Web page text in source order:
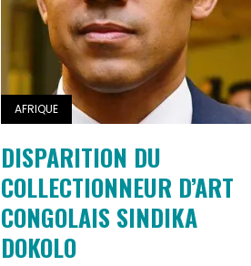
AFRIQUE
DISPARITION DU
COLLECTIONNEUR D’ART
CONGOLAIS SINDIKA
DOKOLO